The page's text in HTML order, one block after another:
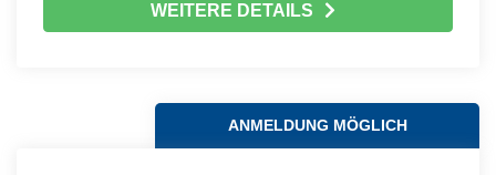
WEITERE DETAILS
ANMELDUNG MÖGLICH